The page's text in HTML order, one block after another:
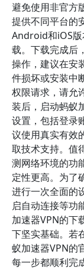
避免使用非官方
提供不同平台的
Android和iOS版
载。下载完成后
操作，建议在安
件损坏或安装中
权限请求，请允
装后，启动蚂蚁
设置，包括登录
议使用真实有效
取技术支持。值
测网络环境的功
定性更高。为了
进行一次全面的
启自动连接等功
加速器VPN的下
下坚实基础。若
蚁加速器VPN的
每一步都顺利完